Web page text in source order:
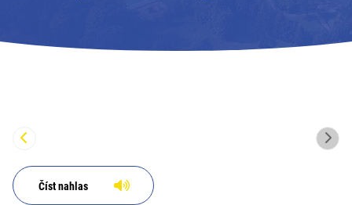
PRO TURISTY
Adresát: Obec Doubrava
Číst nahlas